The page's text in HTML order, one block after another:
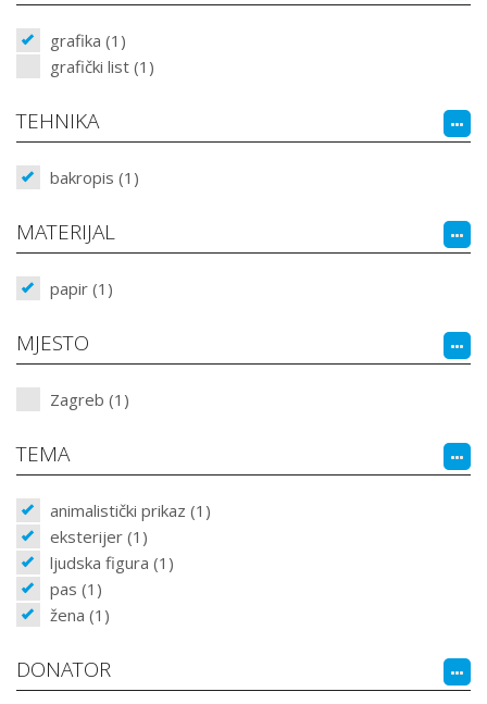
grafika (1)
grafički list (1)
TEHNIKA
bakropis (1)
MATERIJAL
papir (1)
MJESTO
Zagreb (1)
TEMA
animalistički prikaz (1)
eksterijer (1)
ljudska figura (1)
pas (1)
žena (1)
DONATOR